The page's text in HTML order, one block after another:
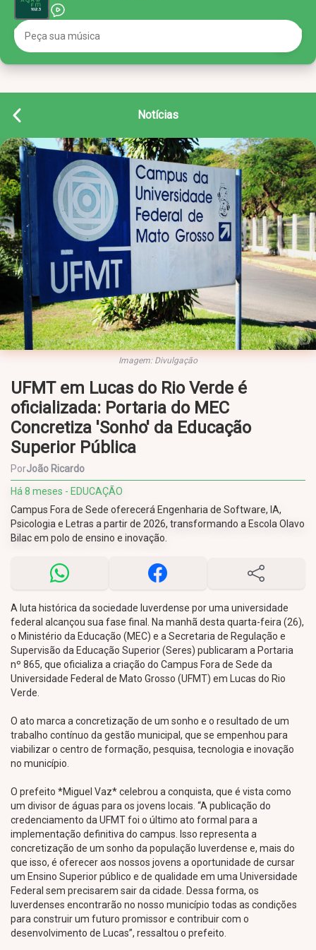
Notícias
Imagem: Divulgação
UFMT em Lucas do Rio Verde é
oficializada: Portaria do MEC
Concretiza 'Sonho' da Educação
Superior Pública
PorJoão Ricardo
Há 8 meses - EDUCAÇÃO
Campus Fora de Sede oferecerá Engenharia de Software, IA,
Psicologia e Letras a partir de 2026, transformando a Escola Olavo
Bilac em polo de ensino e inovação.
A luta histórica da sociedade luverdense por uma universidade
federal alcançou sua fase final. Na manhã desta quarta-feira (26),
o Ministério da Educação (MEC) e a Secretaria de Regulação e
Supervisão da Educação Superior (Seres) publicaram a Portaria
nº 865, que oficializa a criação do Campus Fora de Sede da
Universidade Federal de Mato Grosso (UFMT) em Lucas do Rio
Verde.
O ato marca a concretização de um sonho e o resultado de um
trabalho contínuo da gestão municipal, que se empenhou para
viabilizar o centro de formação, pesquisa, tecnologia e inovação
no município.
O prefeito *Miguel Vaz* celebrou a conquista, que é vista como
um divisor de águas para os jovens locais. “A publicação do
credenciamento da UFMT foi o último ato formal para a
implementação definitiva do campus. Isso representa a
concretização de um sonho da população luverdense e, mais do
que isso, é oferecer aos nossos jovens a oportunidade de cursar
um Ensino Superior público e de qualidade em uma Universidade
Federal sem precisarem sair da cidade. Dessa forma, os
luverdenses encontrarão no nosso município todas as condições
para construir um futuro promissor e contribuir com o
desenvolvimento de Lucas”, ressaltou o prefeito.